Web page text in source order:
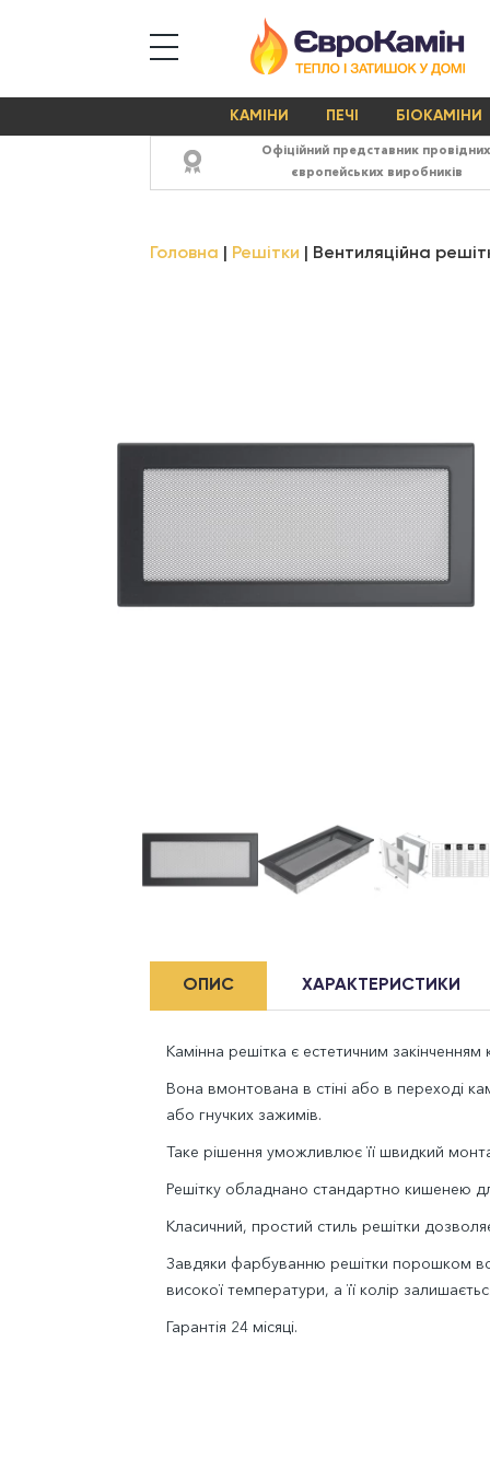
КАМІНИ ПЕЧІ БІОКАМІНИ
Офіційний представник
європейських виробників
Головна Решітки Вентиляційна
ОПИС ХАРАКТЕРИСТИКИ
Камінна решітка є естетичним
Вона вмонтована в стіні або в переході
або гнучких зажимів.
Таке рішення уможливлює її швидкий
Решітку обладнано стандартно кишенею
Класичний, простий стиль решітки
Завдяки фарбуванню решітки порошком
високої температури, а її колір
Гарантія 24 місяці.